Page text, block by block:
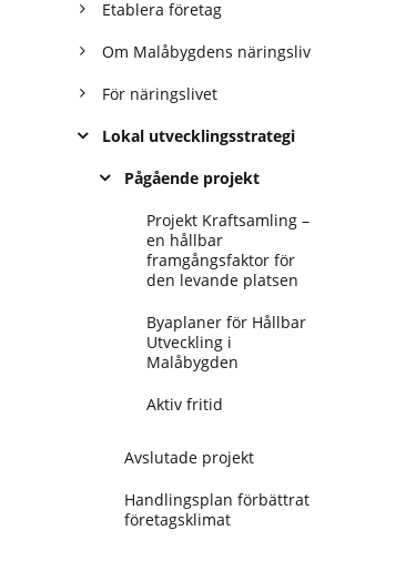
Etablera företag
Om Malåbygdens näringsliv
För näringslivet
Lokal utvecklingsstrategi
Pågående projekt
Projekt Kraftsamling –
en hållbar
framgångsfaktor för
den levande platsen
Byaplaner för Hållbar
Utveckling i
Malåbygden
Aktiv fritid
Avslutade projekt
Handlingsplan förbättrat
företagsklimat